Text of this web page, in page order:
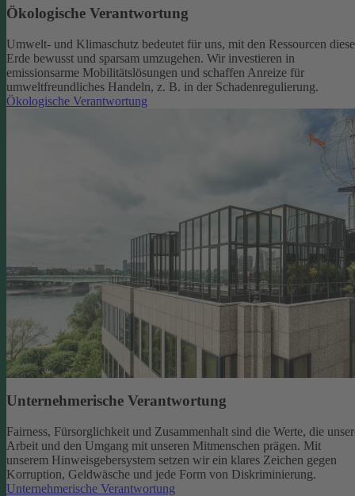
Ökologische Verantwortung
Umwelt- und Klimaschutz bedeutet für uns, mit den Ressourcen
Erde bewusst und sparsam umzugehen. Wir investieren in
emissionsarme Mobilitätslösungen und schaffen Anreize für
umweltfreundliches Handeln, z. B. in der Schadenregulierung.
Ökologische Verantwortung
Unternehmerische Verantwortung
Fairness, Fürsorglichkeit und Zusammenhalt sind die Werte, die
Arbeit und den Umgang mit unseren Mitmenschen prägen. Mit
unserem Hinweisgebersystem setzen wir ein klares Zeichen gegen
Korruption, Geldwäsche und jede Form von Diskriminierung.
Unternehmerische Verantwortung